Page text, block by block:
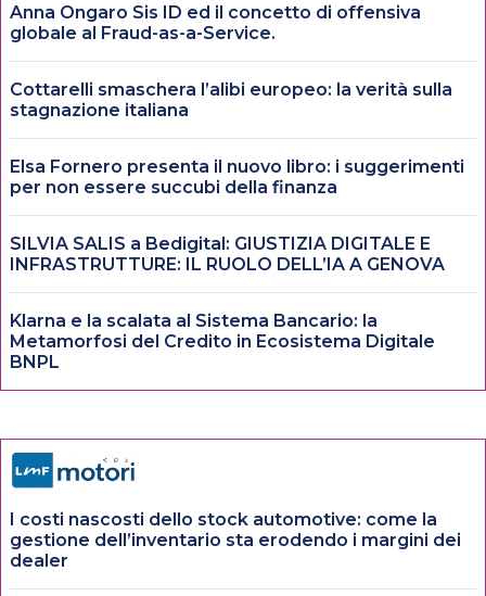
Anna Ongaro Sis ID ed il concetto di offensiva
globale al Fraud-as-a-Service.
Cottarelli smaschera l’alibi europeo: la verità sulla
stagnazione italiana
Elsa Fornero presenta il nuovo libro: i suggerimenti
per non essere succubi della finanza
SILVIA SALIS a Bedigital: GIUSTIZIA DIGITALE E
INFRASTRUTTURE: IL RUOLO DELL’IA A GENOVA
Klarna e la scalata al Sistema Bancario: la
Metamorfosi del Credito in Ecosistema Digitale
BNPL
I costi nascosti dello stock automotive: come la
gestione dell’inventario sta erodendo i margini dei
dealer